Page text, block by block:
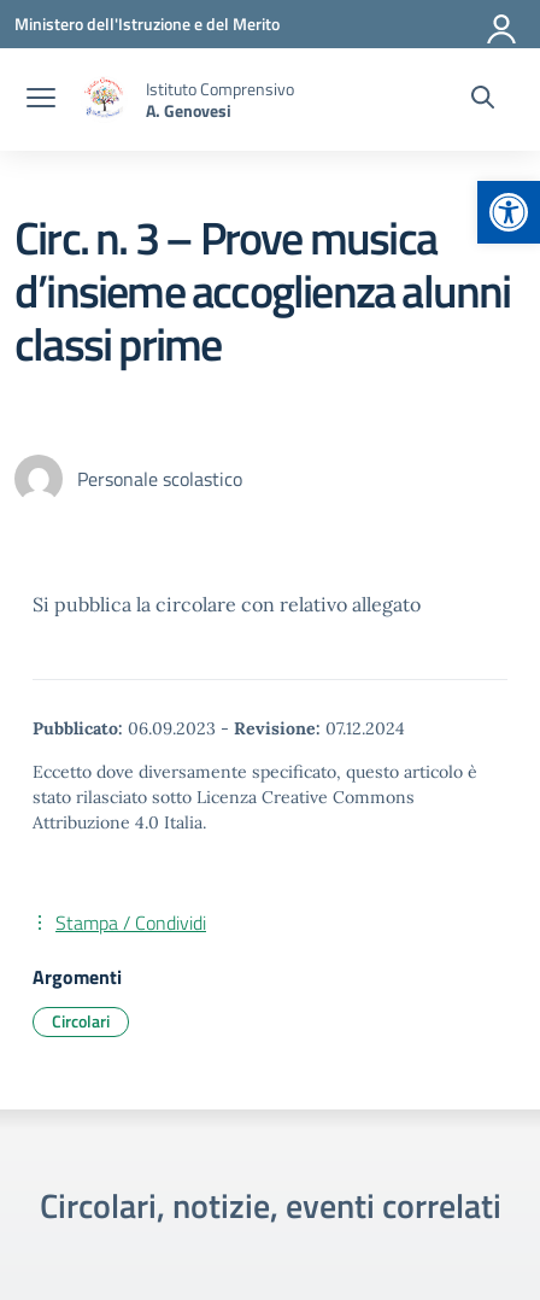
Vai ai contenuti
Vai al menu di navigazione
Vai al footer
Ministero dell'Istruzione e del Merito
Istituto Comprensivo
A. Genovesi
Circ. n. 3 – Prove musica
d’insieme accoglienza alunni
classi prime
Personale scolastico
Si pubblica la circolare con relativo allegato
Pubblicato: 06.09.2023 - Revisione: 07.12.2024
Eccetto dove diversamente specificato, questo articolo è
stato rilasciato sotto Licenza Creative Commons
Attribuzione 4.0 Italia.
Stampa / Condividi
Argomenti
Circolari
Circolari, notizie, eventi correlati